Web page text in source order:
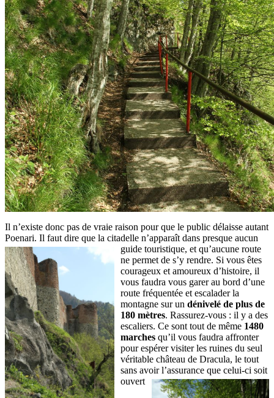
Il n’existe donc pas de vraie raison pour que le public délaisse autant
Poenari. Il faut dire que la citadelle n’apparaît dans presque aucun
guide touristique, et qu’aucune route
ne permet de s’y rendre. Si vous êtes
courageux et amoureux d’histoire, il
vous faudra vous garer au bord d’une
route fréquentée et escalader la
montagne sur un dénivelé de plus de
180 mètres. Rassurez-vous : il y a des
escaliers. Ce sont tout de même 1480
marches qu’il vous faudra affronter
pour espérer visiter les ruines du seul
véritable château de Dracula, le tout
sans avoirl’assurance que celui-ci soit
ouvert